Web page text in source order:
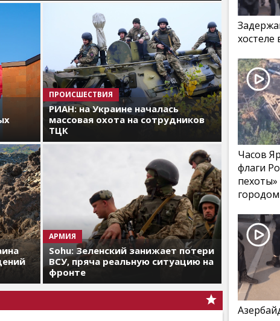
ПРОИСШЕСТВИЯ
РИАН: на Украине началась
массовая охота на сотрудников
ТЦК
АРМИЯ
Sohu: Зеленский занижает потери
ВСУ, пряча реальную ситуацию на
фронте
Часов
флаги
городом